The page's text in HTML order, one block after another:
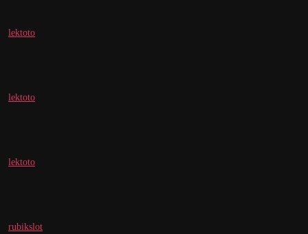
lektoto
lektoto
lektoto
rubikslot